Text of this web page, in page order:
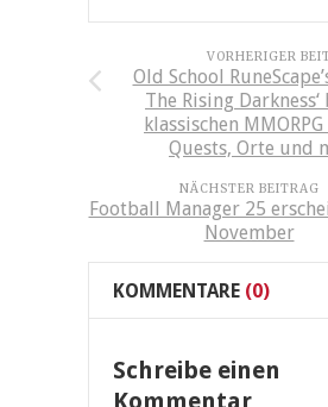
VORHERIGER
Old School
The Rising
klassischen
Quests, Orte und
NÄCHSTER BEITRAG
Football Manager 25
November
KOMMENTARE (0)
Schreibe einen